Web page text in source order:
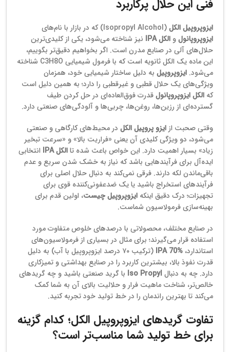
فنی این حلال پرکاربرد
ایزوپروپیل الکل(Isopropyl Alcohol) که در بازار با نام‌های
ایزوپروپانولو الکل IPA
نیز شناخته می‌شود، یکی از کلیدی‌ترین
حلال‌های آلی در صنایع مدرن است. اگر بخواهیم دقیق‌تر بگوییم،
این ماده یک الکل ثانویه است که با فرمول شیمیایی
C3H8O
شناخته
می‌شود. ایزوپروپیل به دلیل ساختار شیمیایی خود، همزمان
ویژگی‌های یک حلال قطبی و غیرقطبی را دارد؛ به همین دلیل است
که الکل ایزوپروپانولقدرت فوق‌العاده‌ای در حل کردن طیف
گسترده‌ای از رزین‌ها، روغن‌ها، چربی‌ها و آلودگی‌های صنعتی دارد.
وقتی صحبت از ایزو پروپیل الکل در محیط‌های کارگاهی و صنعتی
می‌شود، دو ویژگی کلیدی آن یعنی «فراریت بالا» و «سرعت تبخیر
زیاد» بسیار اهمیت دارد. این خواص باعث شده تاالکل IPA
انتخابی
ایده‌آل برای فرآیندهایی باشد که نیاز به خشک شدن سریع و عدم
باقی‌ماندن لکه دارند. فرقی نمی‌کند به دنبال حلال اصلی برای
فرآیندهای استخراج باشید یا یک ضدعفونی‌کننده قوی برای
تجهیزات؛ درک دقیق اینکه ایزوپروپیل چیست، اولین قدم برای
بهینه‌سازی فرمولاسیون شماست.
در صنایع مختلف، محصولاتی با درصدهای خلوص متفاوت مورد
استفاده قرار می‌گیرند؛ برای مثال در بسیاری از فرمولاسیون‌های
استاندارد، IPA 70%
(ترکیب ۷۰ درصد ایزوپروپیل با آب) به دلیل
قدرت نفوذ بالا، بیشترین کاربرد را در صنایع بهداشتی و تمیزکاری
دارد. چه به دنبالIso Propyl با گرید صنعتی باشید و چه گریدهای
خالص‌تر، شناخت ماهیت فرار و حلالیت بالای آن به شما کمک
می‌کند تا بهترین راندمان را در خط تولید خود تجربه کنید.
تفاوت گریدهای ایزوپروپیل الکل؛ کدام گزینه
برای خط تولید شما مناسب‌تر است؟